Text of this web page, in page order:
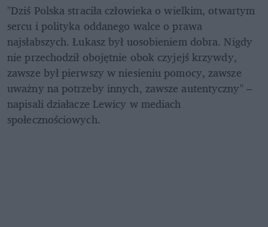
"Dziś Polska straciła człowieka o wielkim, otwartym
sercu i polityka oddanego walce o prawa
najsłabszych. Łukasz był uosobieniem dobra. Nigdy
nie przechodził obojętnie obok czyjejś krzywdy,
zawsze był pierwszy w niesieniu pomocy, zawsze
uważny na potrzeby innych, zawsze autentyczny" –
napisali działacze Lewicy w mediach
społecznościowych.